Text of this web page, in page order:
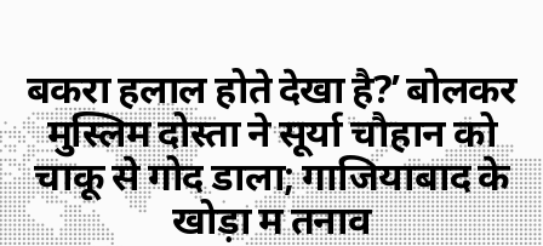
बकरा हलाल होते देखा है?’ बोलकर
मुस्लिम दोस्तों ने सूर्या चौहान को
चाकू से गोद डाला; गाजियाबाद के
खोड़ा में तनाव